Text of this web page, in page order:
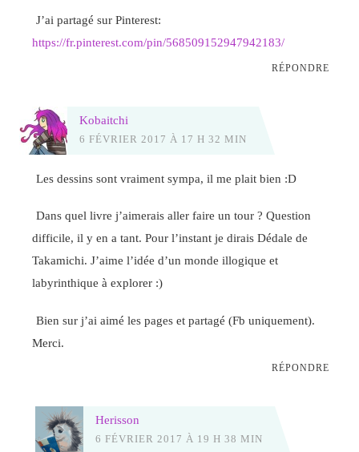
J’ai partagé sur Pinterest:
https://fr.pinterest.com/pin/568509152947942183/
RÉPONDRE
Kobaitchi
6 FÉVRIER 2017 À 17 H 32 MIN
Les dessins sont vraiment sympa, il me plait bien :D
Dans quel livre j’aimerais aller faire un tour ? Question
difficile, il y en a tant. Pour l’instant je dirais Dédale de
Takamichi. J’aime l’idée d’un monde illogique et
labyrinthique à explorer :)
Bien sur j’ai aimé les pages et partagé (Fb uniquement).
Merci.
RÉPONDRE
Herisson
6 FÉVRIER 2017 À 19 H 38 MIN